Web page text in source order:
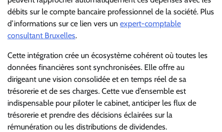
débits sur le compte bancaire professionnel de la société. Plus
d’informations sur ce lien vers un expert-comptable
consultant Bruxelles.
Cette intégration crée un écosystème cohérent où toutes les
données financières sont synchronisées. Elle offre au
dirigeant une vision consolidée et en temps réel de sa
trésorerie et de ses charges. Cette vue d’ensemble est
indispensable pour piloter le cabinet, anticiper les flux de
trésorerie et prendre des décisions éclairées sur la
rémunération ou les distributions de dividendes.